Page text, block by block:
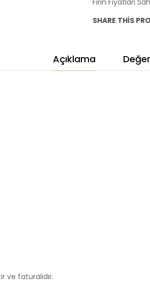
Fırın Fiyatları
SHARE THIS
Açıklama
ve faturalıdır.